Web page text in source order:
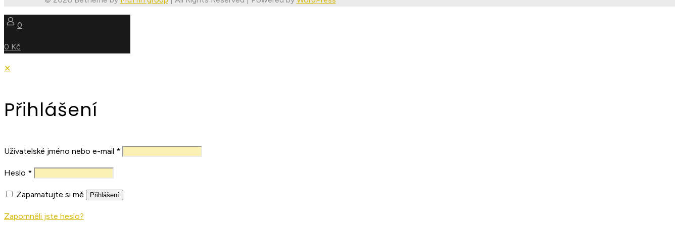
0
0 Kč
✕
Přihlášení
Uživatelské jméno nebo e-mail *
Heslo *
Zapamatujte si mě Přihlášení
Zapomněli jste heslo?